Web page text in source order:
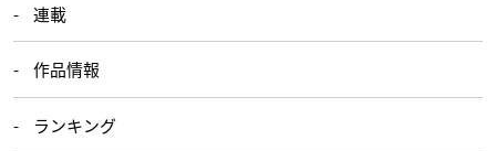
連載
作品情報
ランキング